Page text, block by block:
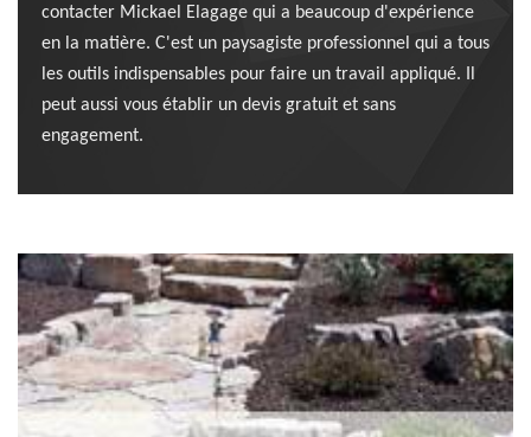
contacter Mickael Elagage qui a beaucoup d'expérience
en la matière. C'est un paysagiste professionnel qui a tous
les outils indispensables pour faire un travail appliqué. Il
peut aussi vous établir un devis gratuit et sans
engagement.